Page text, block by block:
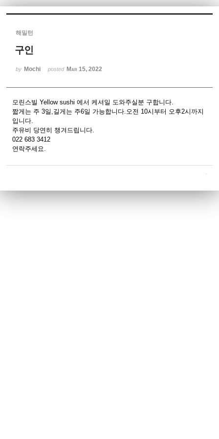
해밀턴
구인
by Mochi posted Mar 15, 2022
모린스빌 Yellow sushi 에서 케셔일 도와주실분 구합니다.
짧게는 주 3일,길게는 주6일 가능합니다.오전 10시부터 오후2시까지
입니다.
주유비 당연히 챙겨드립니다.
022 683 3412
연락주세요.
Sketchbook5, 스케치북5
Sketchbook5, 스케치북5